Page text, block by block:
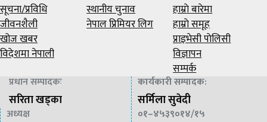
सूचना/प्रविधि
जीवनशैली
खोज खबर
विदेशमा नेपाली
स्थानीय चुनाव
नेपाल प्रिमियर लिग
हाम्राे बारेमा
हाम्राे समूह
प्राइभेसी पाेलिसी
विज्ञापन
सम्पर्क
प्रधान सम्पादकः
सरिता खड्का
कार्यकारी सम्पादक:
सर्मिला सुवेदी
अध्यक्ष ०१–४५३९०१४/१५